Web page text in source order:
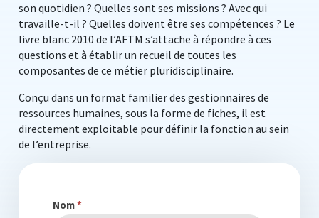
son quotidien ? Quelles sont ses missions ? Avec qui
travaille-t-il ? Quelles doivent être ses compétences ? Le
livre blanc 2010 de l’AFTM s’attache à répondre à ces
questions et à établir un recueil de toutes les
composantes de ce métier pluridisciplinaire.
Conçu dans un format familier des gestionnaires de
ressources humaines, sous la forme de fiches, il est
directement exploitable pour définir la fonction au sein
de l’entreprise.
Livre
Nom*